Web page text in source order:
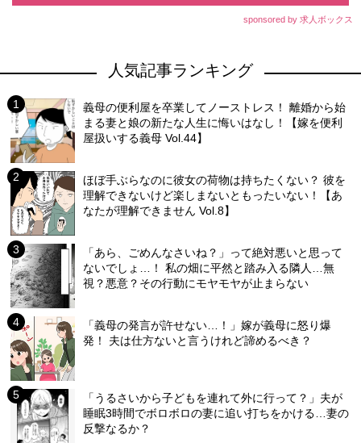
sponsored by 求人ボックス
人気記事ランキング
義母の便利屋を卒業してノーストレス！ 離婚から始
まる妻と娘の新たな人生に悔いはなし！【嫁を便利
屋扱いする義母 Vol.44】
ほぼ手ぶらなのに彼女の荷物は持ちたくない？ 彼を
理解できないけど楽しまないともったいない！【あ
なたが理解できません Vol.8】
「あら、ごめんなさいね？」って絶対悪いと思って
ないでしょ…！ 私の畑に平然と踏み入る隣人…無
視？悪意？その行動にモヤモヤが止まらない
「義母の発言が許せない…！」嫁が義母に怒り爆
発！ 夫は仕方ないと言うけれど諦めるべき？
「うるさいから子どもを連れて外に行って？」夫が
睡眠3時間でボロボロの妻に追い打ちをかける…妻の
反撃なるか？